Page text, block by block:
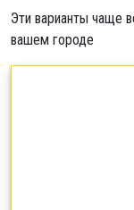
Эти варианты чаще
вашем городе